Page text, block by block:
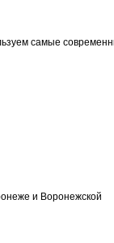
самые
и Воронежской